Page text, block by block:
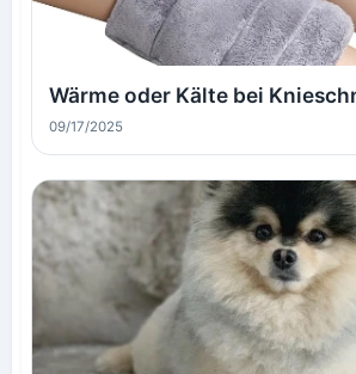
Wärme oder Kälte bei
09/17/2025